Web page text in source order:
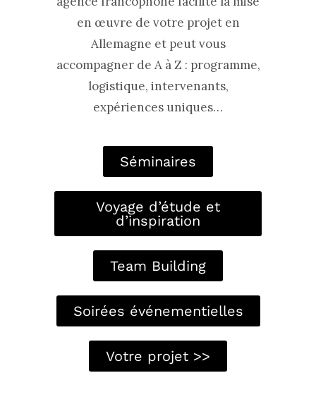
en œuvre de votre projet en
Allemagne et peut vous
accompagner de A à Z : programme,
logistique, intervenants,
expériences uniques…
Séminaires
Voyage d’étude et
d’inspiration
Team Building
Soirées événementielles
Votre projet >>